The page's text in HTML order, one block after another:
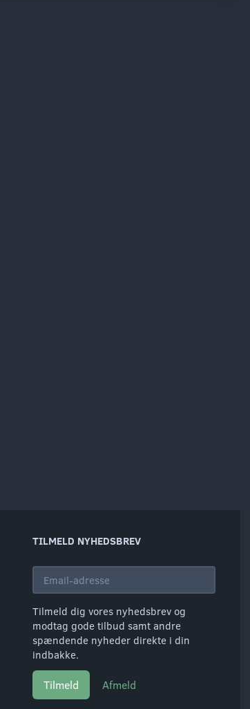
TILMELD NYHEDSBREV
adresse
Tilmeld dig vores nyhedsbrev og
modtag gode tilbud samt andre
spændende nyheder direkte i din
indbakke.
Tilmeld Afmeld